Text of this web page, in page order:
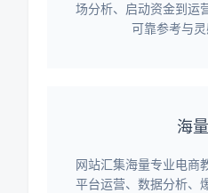
场分析、启动资金到运
可靠参考与灵
海
网站汇集海量专业电商
平台运营、数据分析、